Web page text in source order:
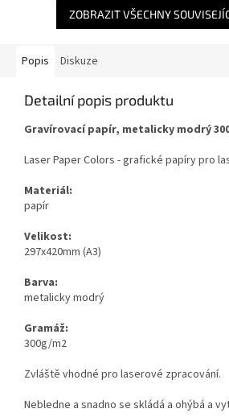
ZOBRAZIT VŠECHNY
Popis Diskuze
Detailní popis produktu
Gravírovací papír, metalicky modrý
Laser Paper Colors - grafické papíry pro
Materiál:
papír
Velikost:
297x420mm (A3)
Barva:
metalicky modrý
Gramáž:
300g/m2
Zvláště vhodné pro laserové zpracování.
Nebledne a snadno se skládá a ohýbá a